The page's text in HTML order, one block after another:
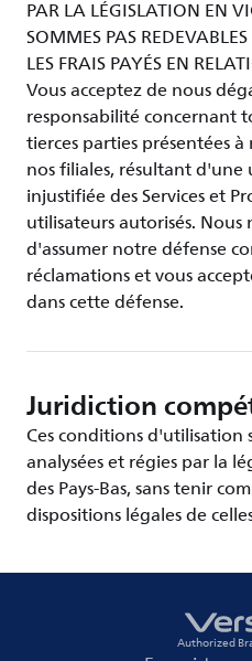
PAR LA LÉGISLATION EN
SOMMES PAS
LES FRAIS PAYÉS EN
Vous acceptez de nous
responsabilité concernant
tierces parties présentées
nos filiales, résultant
injustifiée des Services et
utilisateurs autorisés.
d'assumer notre défense
réclamations et vous
dans cette défense.
Juridiction
Ces conditions d'utilisation
analysées et régies par la
des Pays-Bas, sans tenir
dispositions légales de
Authorized